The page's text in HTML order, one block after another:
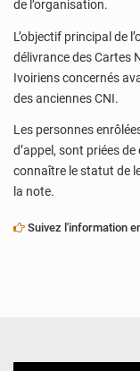
de l’organisation.
L’objectif principal de
délivrance des Cartes
Ivoiriens concernés
des anciennes CNI.
Les personnes
d’appel, sont priées
connaître le statut de
la note.
Suivez l'information